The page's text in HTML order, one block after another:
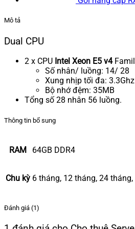
Mô tả
Dual CPU
2 x CPU Intel Xeon E5 v4
Số nhân/ luồng: 14/ 28
Xung nhịp tối đa: 3.3Ghz
Bộ nhớ đệm: 35MB
Tổng số 28 nhân 56 luồng.
Thông tin bổ sung
RAM 64GB DDR4
Chu kỳ 6 tháng, 12 tháng, 24
Đánh giá (1)